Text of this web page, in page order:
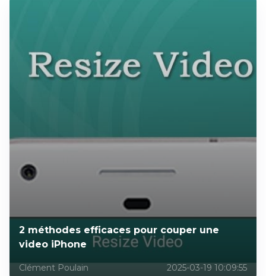
2 méthodes efficaces pour couper une
video iPhone
Clément Poulain 2025-03-19 10:09:55